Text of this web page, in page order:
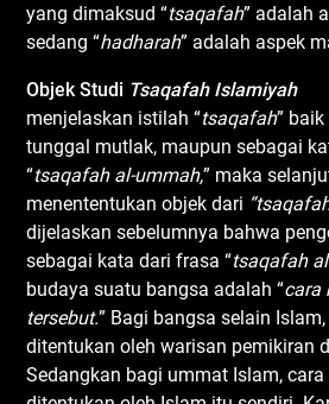
yang dimaksud “tsaqafah” adalah
sedang “hadharah” adalah aspek
ObjekStudi Tsaqafah Islamiyah
menjelaskan istilah “tsaqafah”
tunggal mutlak, maupun sebagai
“tsaqafah al-ummah,” maka
menententukan objek dari
dijelaskan sebelumnya bahwa
sebagai kata dari frasa “tsaqafah al
budaya suatu bangsa adalah “cara
tersebut.” Bagi bangsa selain
ditentukan oleh warisan pemikiran
Sedangkan bagi ummat Islam, cara